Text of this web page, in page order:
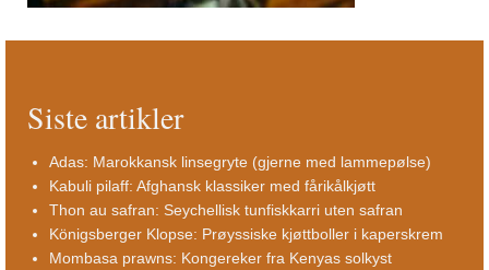
Siste artikler
Adas: Marokkansk linsegryte (gjerne med lammepølse)
Kabuli pilaff: Afghansk klassiker med fårikålkjøtt
Thon au safran: Seychellisk tunfiskkarri uten safran
Königsberger Klopse: Prøyssiske kjøttboller i kaperskrem
Mombasa prawns: Kongereker fra Kenyas solkyst